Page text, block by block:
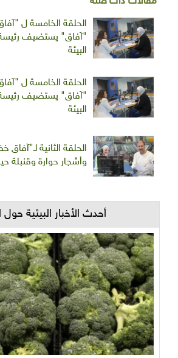
الحلقة الخامسة ل
"آفاق" يستضيف
البيئة
الحلقة الخامسة ل
"آفاق" يستضيف
البيئة
الحلقة الثانية
وأشجار حوارة وقنبلة
أحدث الأخبار البيئية حول